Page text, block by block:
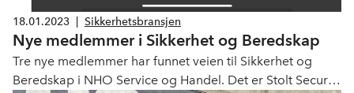
18.01.2023 Sikkerhetsbransjen
Nye medlemmer i Sikkerhet og Beredskap
Tre nye medlemmer har funnet veien til Sikkerhet og
Beredskap i NHO Service og Handel. Det er Stolt Security